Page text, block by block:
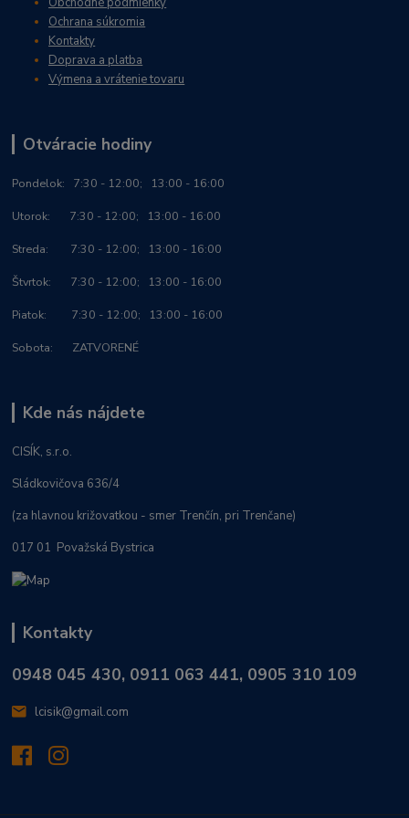
Ochrana súkromia
Kontakty
Doprava a platba
Výmena a vrátenie tovaru
Otváracie hodiny
Pondelok: 7:30 - 12:00; 13:00 - 16:00
Utorok: 7:30 - 12:00; 13:00 - 16:00
Streda: 7:30 - 12:00; 13:00 - 16:00
Štvrtok: 7:30 - 12:00; 13:00 - 16:00
Piatok: 7:30 - 12:00; 13:00 - 16:00
Sobota: ZATVORENÉ
Kde nás nájdete
CISÍK, s.r.o.
Sládkovičova 636/4
(za hlavnou križovatkou - smer Trenčín, pri Trenčane)
017 01 Považská Bystrica
Kontakty
0948 045 430, 0911 063 441, 0905 310 109
lcisik@gmail.com